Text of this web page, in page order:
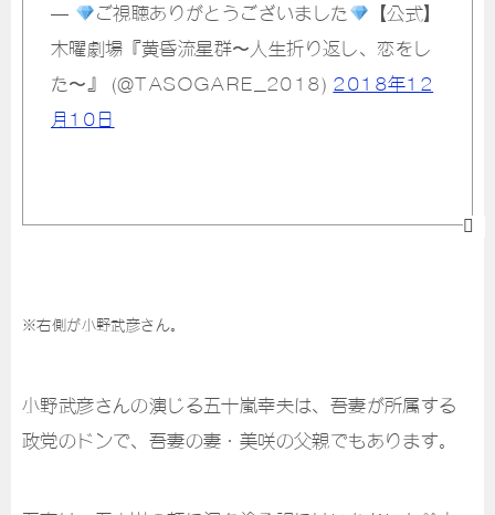
— ご視聴ありがとうございました
【公式】
木曜劇場『黄昏流星群〜人生折り返し、恋をし
た〜』 (@TASOGARE_2018) 2018年12
月10日
※右側が小野武彦さん。
小野武彦さんの演じる五十嵐幸夫は、吾妻が所属する
政党のドンで、吾妻の妻・美咲の父親でもあります。